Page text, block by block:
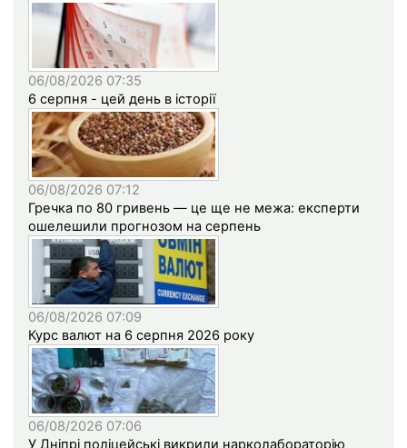
06/08/2026 07:35
6 серпня - цей день в історії
06/08/2026 07:12
Гречка по 80 гривень — це ще не межа: експерти
ошелешили прогнозом на серпень
06/08/2026 07:09
Курс валют на 6 серпня 2026 року
06/08/2026 07:06
У Дніпрі поліцейські викрили нарколабораторію